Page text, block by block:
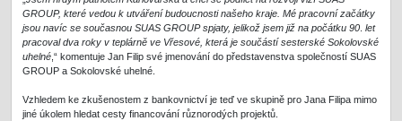
GROUP, které vedou k utváření budoucnosti našeho kraje. Mé pracovní začátky
jsou navíc se současnou SUAS GROUP spjaty, jelikož jsem již na počátku 90. let
pracoval dva roky v teplárně ve Vřesové, která je součástí sesterské Sokolovské
uhelné,“ komentuje Jan Filip své jmenování do představenstva společností SUAS
GROUP a Sokolovské uhelné.
Vzhledem ke zkušenostem z bankovnictví je teď ve skupině pro Jana Filipa mimo
jiné úkolem hledat cesty financování různorodých projektů.